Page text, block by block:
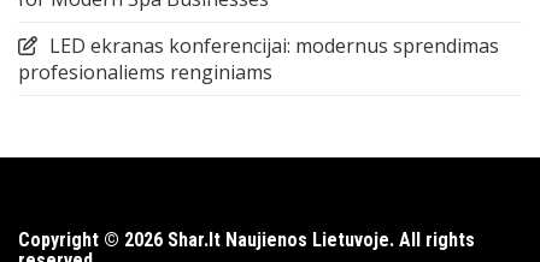
LED ekranas konferencijai: modernus sprendimas
profesionaliems renginiams
Copyright © 2026 Shar.lt Naujienos Lietuvoje. All rights